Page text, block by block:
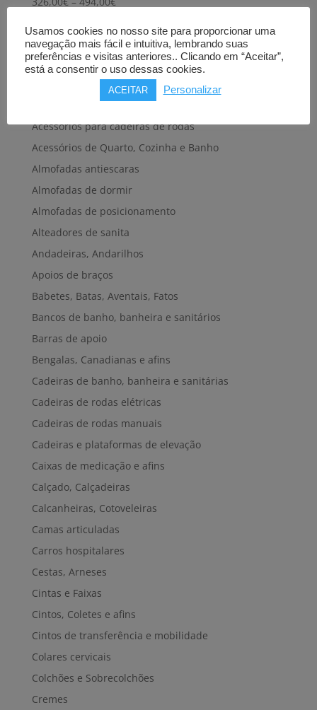
326,00€
through
494,00€
Produtos Loja
Acessórios para cadeiras de rodas
Acessórios de Quarto, Cozinha e Banho
Almofadas antiescaras
Almofadas de dormir
Almofadas de posicionamento
Alteadores de sanita
Andadeiras, Andarilhos
Apoios de braços
Babetes, Batas, Aventais, Fatos
Bancos de banho, banheira e sanitários
Barras de apoio
Bengalas, Canadianas e afins
Cadeiras de banho, banheira e sanitárias
Cadeiras de rodas elétricas
Cadeiras de rodas manuais
Cadeiras e plataformas de elevação
Caixas de medicação e afins
Calçado, Calçadeiras
Calcanheiras, Cotoveleiras
Camas articuladas
Carros hospitalares
Cestas, Arneses
Cintas e Faixas
Cintos, Coletes e afins
Cintos de transferência e mobilidade
Colares cervicais
Colchões e Sobrecolchões
Cremes
Usamos cookies no nosso site para proporcionar uma
navegação mais fácil e intuitiva, lembrando suas
preferências e visitas anteriores.. Clicando em “Aceitar”,
está a consentir o uso dessas cookies.
ACEITAR Personalizar